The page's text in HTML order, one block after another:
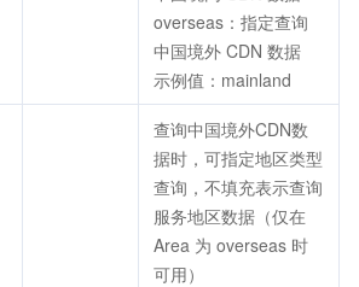
overseas：指定查询
中国境外 CDN 数据
示例值：mainland
查询中国境外CDN数
据时，可指定地区类型
查询，不填充表示查询
服务地区数据（仅在
Area 为 overseas 时
可用）